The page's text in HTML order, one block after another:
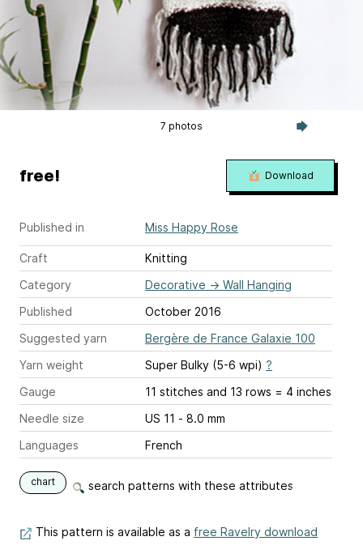
7 photos
Published in Miss Happy Rose
Craft
Knitting
Category
Decorative → Wall Hanging
Published
October 2016
Suggested yarn
Bergère de France Galaxie 100
Yarn weight
Super Bulky (5-6 wpi) ?
Gauge
11 stitches and 13 rows = 4 inches
Needle size
US 11 - 8.0 mm
Languages
French
chart search patterns with these attributes
free! Download
This pattern is available as a free Ravelry download